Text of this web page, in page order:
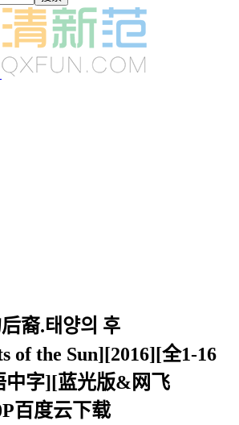
裔.태양의 후
of the Sun][2016][全1-16
中字][蓝光版&网飞
百度云下载